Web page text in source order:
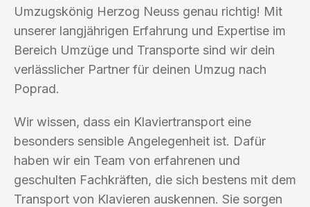
Umzugskönig Herzog Neuss genau richtig! Mit
unserer langjährigen Erfahrung und Expertise im
Bereich Umzüge und Transporte sind wir dein
verlässlicher Partner für deinen Umzug nach
Poprad.
Wir wissen, dass ein Klaviertransport eine
besonders sensible Angelegenheit ist. Dafür
haben wir ein Team von erfahrenen und
geschulten Fachkräften, die sich bestens mit dem
Transport von Klavieren auskennen. Sie sorgen